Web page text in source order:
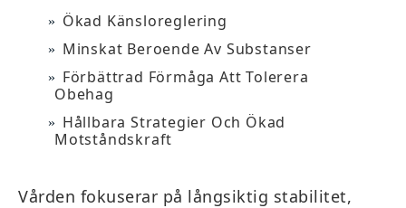
Ökad Känsloreglering
Minskat Beroende Av Substanser
Förbättrad Förmåga Att Tolerera
Obehag
Hållbara Strategier Och Ökad
Motståndskraft
Vården fokuserar på långsiktig stabilitet,